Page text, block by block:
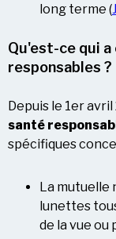
long terme​ (
Qu'est-ce qui a
responsables ?
Depuis le 1er avril
santé
spécifiques
La mutuelle
lunettes
de la vue ou